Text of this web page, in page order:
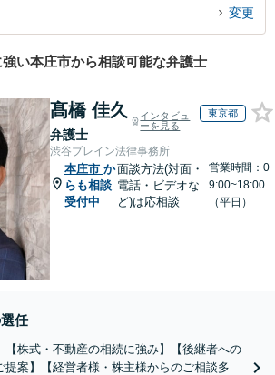
変更
い本庄市から相談可能な弁護士
髙橋 佳久
弁護士
インタビュ
ーを見る
東京都
渋谷ブレイン法律事務所
本庄市 か
らも相談
受付中
面談方法(対面・
電話・ビデオな
ど)は応相談
営業時間：0
9:00~18:00
（平日）
任
【株式・不動産の相続に強み】【後継者への
提案】【経営者様・株主様からのご相談多